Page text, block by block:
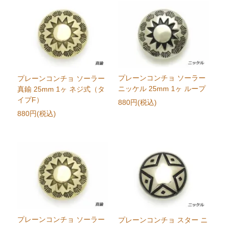
プレーンコンチョ ソーラー
真鍮 25mm 1ヶ ネジ式（タ
イプF）
880円(税込)
プレーンコンチョ ソーラー
ニッケル 25mm 1ヶ ループ
880円(税込)
プレーンコンチョ ソーラー
プレーンコンチョ スター ニ